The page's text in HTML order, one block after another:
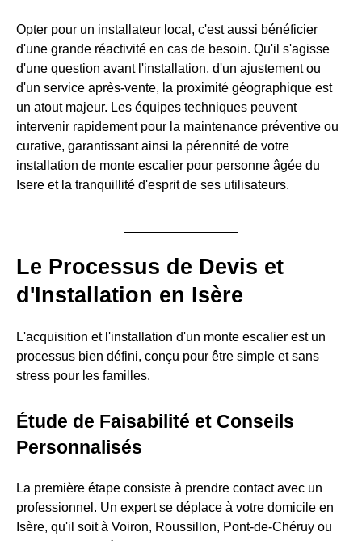
Opter pour un installateur local, c'est aussi bénéficier
d'une grande réactivité en cas de besoin. Qu'il s'agisse
d'une question avant l'installation, d'un ajustement ou
d'un service après-vente, la proximité géographique est
un atout majeur. Les équipes techniques peuvent
intervenir rapidement pour la maintenance préventive ou
curative, garantissant ainsi la pérennité de votre
installation de monte escalier pour personne âgée du
Isere et la tranquillité d'esprit de ses utilisateurs.
Le Processus de Devis et
d'Installation en Isère
L'acquisition et l'installation d'un monte escalier est un
processus bien défini, conçu pour être simple et sans
stress pour les familles.
Étude de Faisabilité et Conseils
Personnalisés
La première étape consiste à prendre contact avec un
professionnel. Un expert se déplace à votre domicile en
Isère, qu'il soit à Voiron, Roussillon, Pont-de-Chéruy ou